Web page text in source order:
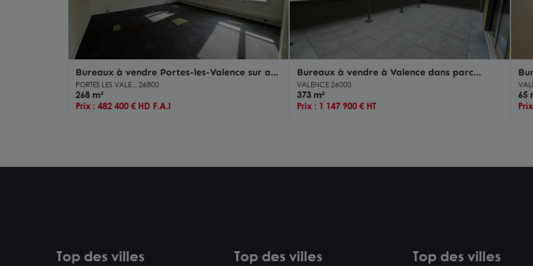
Bureaux à vendre Portes-les-Valence sur axe
principal avec parking
PORTES LES VALE... 26800
268 m²
Prix : 482 400 € HD F.A.I
Bureaux à vendre à Valence dans parc
d’activité avec terrasses et parkings
VALENCE 26000
373 m²
Prix : 1 147 900 € HT
65
Top des villes
Top des villes
Top des villes